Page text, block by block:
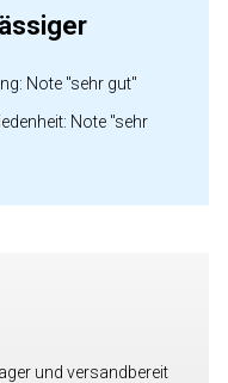
Note "sehr gut"
Note "sehr
und versandbereit